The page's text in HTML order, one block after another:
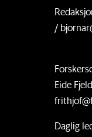
/
Eide
Daglig